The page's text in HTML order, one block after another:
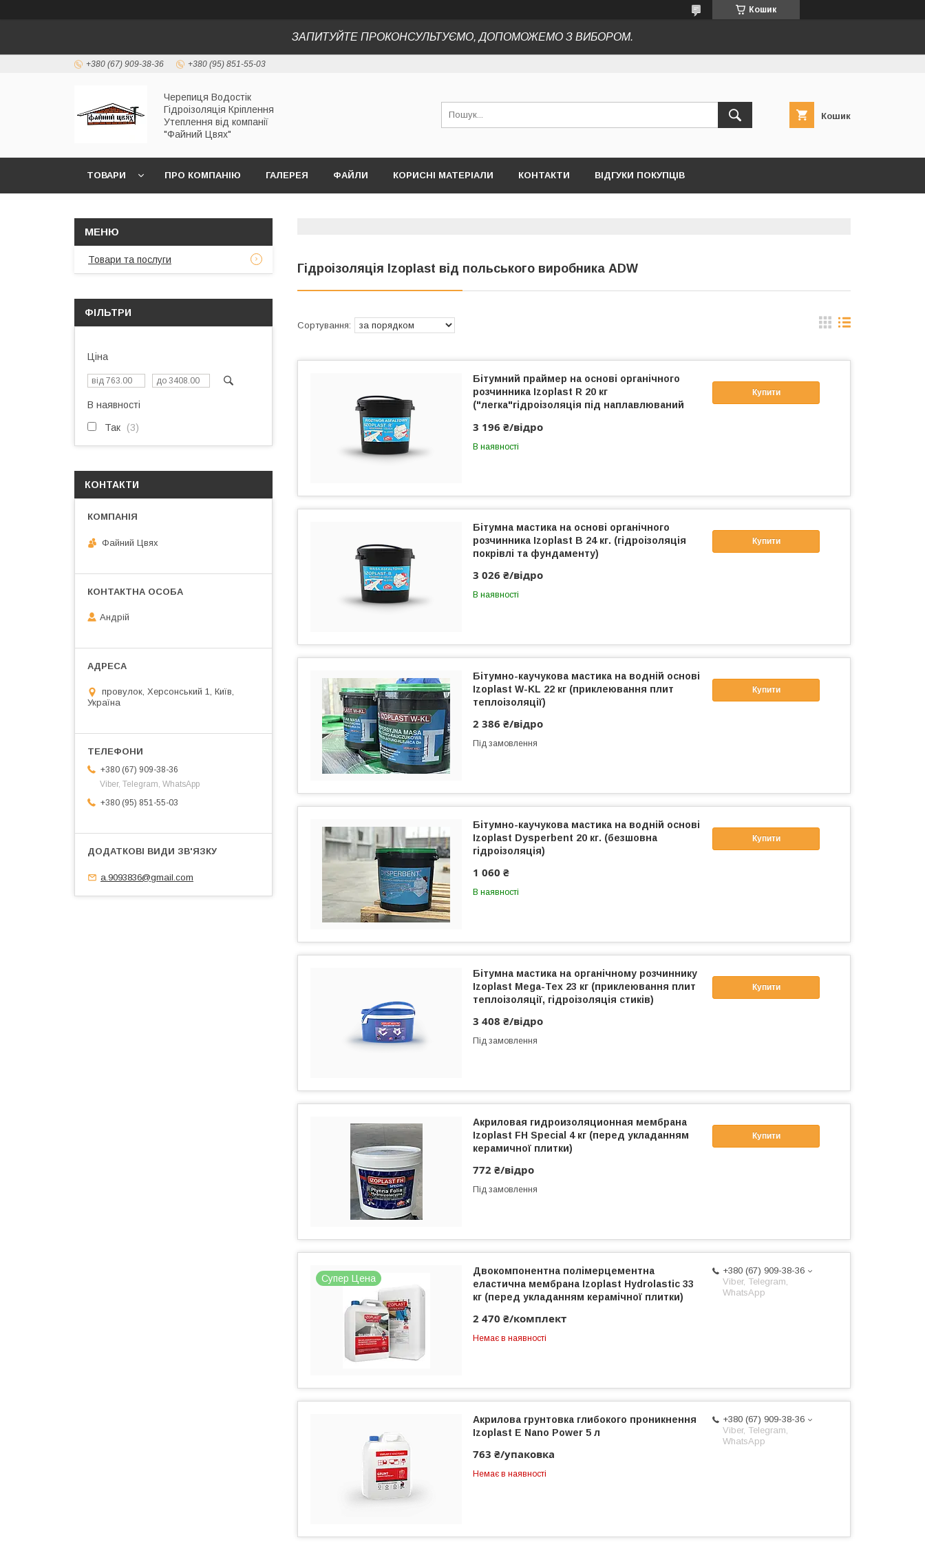
Кошик
ЗАПИТУЙТЕ ПРОКОНСУЛЬТУЄМО, ДОПОМОЖЕМО З ВИБОРОМ.
+380 (67) 909-38-36 +380 (95) 851-55-03
Черепиця Водостік
Гідроізоляція Кріплення
Утеплення від компанії
"Файний Цвях"
Кошик
ТОВАРИ ПРО КОМПАНІЮ ГАЛЕРЕЯ ФАЙЛИ КОРИСНІ МАТЕРІАЛИ КОНТАКТИ ВІДГУКИ ПОКУПЦІВ
Гідроізоляція Izoplast від польського виробника ADW
Купити
Бітумний праймер на основі органічного
розчинника Izoplast R 20 кг
("легка"гідроізоляція під наплавлюваний
3 196 ₴/відро
В наявності
Купити
Бітумна мастика на основі органічного
розчинника Izoplast B 24 кг. (гідроізоляція
покрівлі та фундаменту)
3 026 ₴/відро
В наявності
Купити
Бітумно-каучукова мастика на водній основі
Izoplast W-KL 22 кг (приклеювання плит
теплоізоляції)
2 386 ₴/відро
Під замовлення
Купити
Бітумно-каучукова мастика на водній основі
Izoplast Dysperbent 20 кг. (безшовна
гідроізоляція)
1 060 ₴
В наявності
Купити
Бітумна мастика на органічному розчиннику
Izoplast Mega-Tex 23 кг (приклеювання плит
теплоізоляції, гідроізоляція стиків)
3 408 ₴/відро
Під замовлення
Купити
Акриловая гидроизоляционная мембрана
Izoplast FH Special 4 кг (перед укладанням
керамичної плитки)
772 ₴/відро
Під замовлення
Супер Цена
+380 (67) 909-38-36
Viber, Telegram,
WhatsApp
Двокомпонентна полімерцементна
еластична мембрана Izoplast Hydrolastic 33
кг (перед укладанням керамічної плитки)
2 470 ₴/комплект
Немає в наявності
+380 (67) 909-38-36
Viber, Telegram,
WhatsApp
Акрилова грунтовка глибокого проникнення
Izoplast E Nano Power 5 л
763 ₴/упаковка
Немає в наявності
Товари та послуги
ФІЛЬТРИ
Ціна
В наявності
Так 3
КОНТАКТИ
Файний Цвях
Андрій
провулок, Херсонський 1, Київ,
Україна
+380 (67) 909-38-36
Viber, Telegram, WhatsApp
+380 (95) 851-55-03
a.9093836@gmail.com